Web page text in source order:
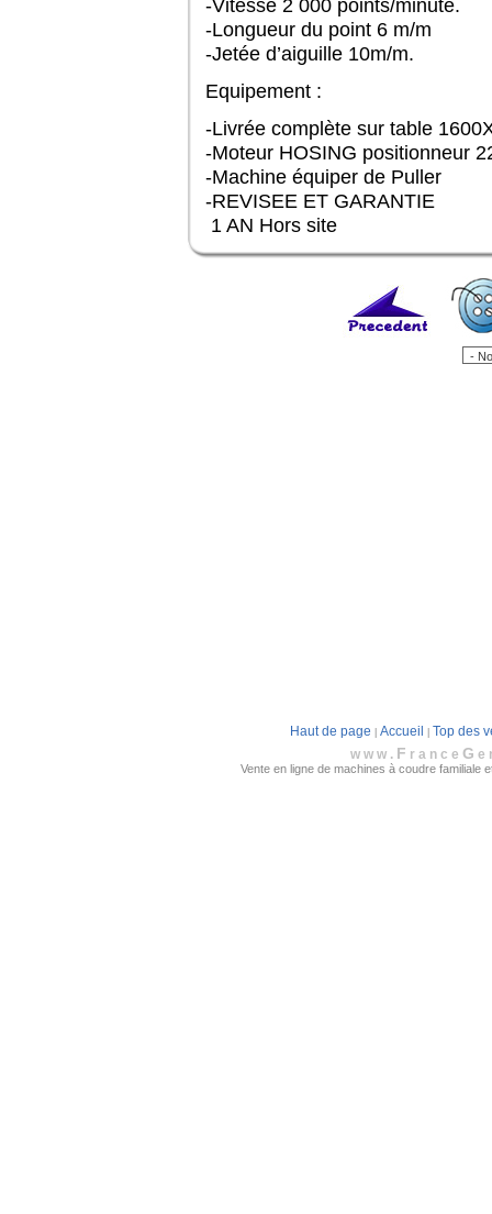
-Vitesse 2 000 points/minute.
-Longueur du point 6 m/m
-Jetée d’aiguille 10m/m.
Equipement :
-Livrée complète sur table
-Moteur HOSING positionneur
-Machine équiper de Puller
-REVISEE ET GARANTIE
1 AN Hors site
Haut de page Accueil
Top des
www. F rance G
Vente en ligne de machines à coudre familiale